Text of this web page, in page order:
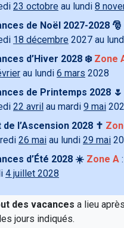
23 octobre au lundi 8
de Noël 2027-2028 🎅
18 décembre 2027 au
d’Hiver 2028 ❄️ Zone
au lundi 6 mars 2028
de Printemps 2028 🌷
22 avril au mardi 9 mai
de l’Ascension 2028 ✝️
26 mai au lundi 29 mai
d’Été 2028 ☀️ Zone A
4 juillet 2028
des vacances a lieu
jours indiqués.